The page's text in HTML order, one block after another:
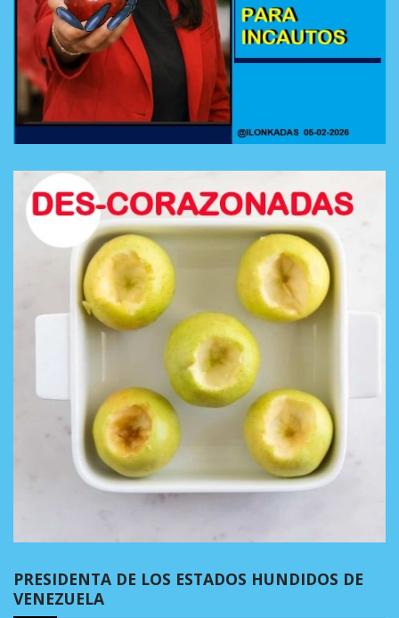
PRESIDENTA DE LOS ESTADOS HUNDIDOS DE
VENEZUELA